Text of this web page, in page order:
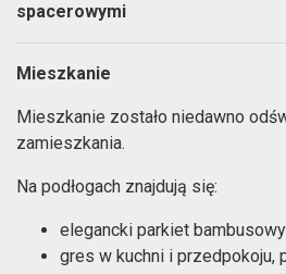
spacerowymi
Mieszkanie
Mieszkanie zostało niedawno
zamieszkania.
Na podłogach znajdują się:
elegancki parkiet
gres w kuchni i przedpokoju,